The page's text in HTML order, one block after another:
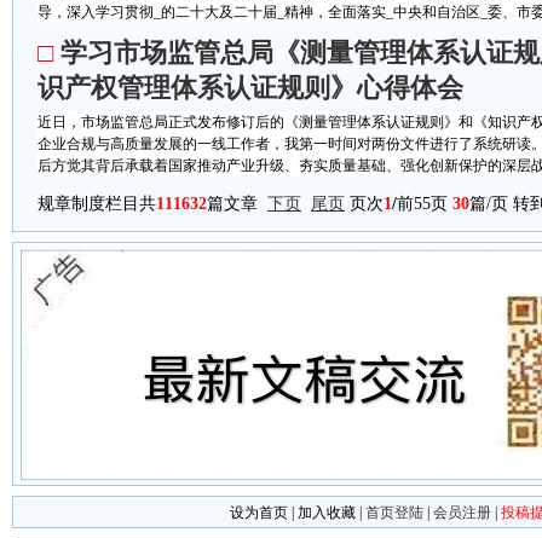
导，深入学习贯彻_的二十大及二十届_精神，全面落实_中央和自治区_委、市
□ 学习市场监管总局《测量管理体系认证
识产权管理体系认证规则》心得体会
近日，市场监管总局正式发布修订后的《测量管理体系认证规则》和《知识产
企业合规与高质量发展的一线工作者，我第一时间对两份文件进行了系统研读
后方觉其背后承载着国家推动产业升级、夯实质量基础、强化创新保护的深层
规章制度栏目共111632篇文章 下页 尾页 页次1/前55页 30篇/页 转
设为首页 加入收藏 首页登陆 会员注册 投稿